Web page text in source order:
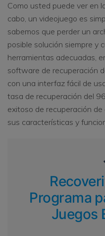
Como usted puede ver en
cabo, un videojuego es
sabemos que perder un
posible solución siempre y
herramientas adecuadas,
software de recuperación
con una interfaz fácil de
tasa de recuperación del
exitoso de recuperación
sus características y
Programa
Juegos